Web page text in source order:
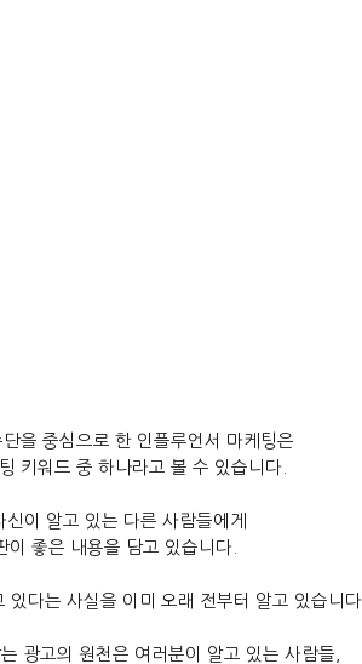
을 중심으로 한 인플루언서 마케팅은
키워드 중 하나라고 볼 수 있습니다
이 알고 있는 다른 사람들에게
이 좋은 내용을 담고 있습니다
다는 사실을 이미 오래 전부터 알고 있습니다
광고의 원천은 여러분이 알고 있는 사람들